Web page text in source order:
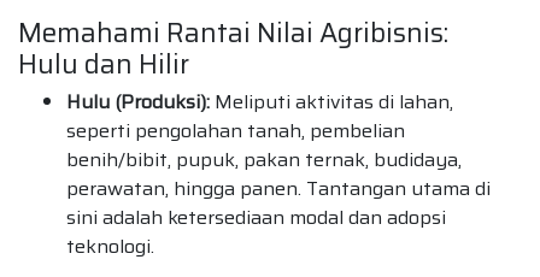
Memahami Rantai Nilai Agribisnis:
Hulu dan Hilir
Hulu (Produksi): Meliputi aktivitas di lahan,
seperti pengolahan tanah, pembelian
benih/bibit, pupuk, pakan ternak, budidaya,
perawatan, hingga panen. Tantangan utama di
sini adalah ketersediaan modal dan adopsi
teknologi.